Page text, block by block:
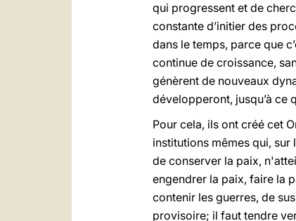
qui progressent et de
constante d’initier des
dans le temps, parce que
continue de croissance,
génèrent de nouveaux
développeront, jusqu’à ce
Pour cela, ils ont créé cet
institutions mêmes qui,
de conserver la paix,
engendrer la paix, faire la
contenir les guerres, de
provisoire; il faut tendre